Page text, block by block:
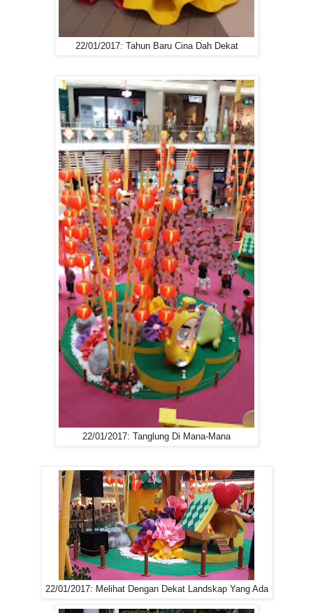
22/01/2017: Tahun Baru Cina Dah Dekat
22/01/2017: Tanglung Di Mana-Mana
22/01/2017: Melihat Dengan Dekat Landskap Yang Ada